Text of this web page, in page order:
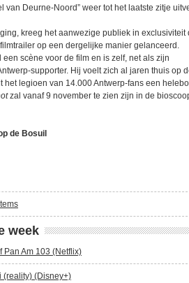
van Deurne-Noord” weer tot het laatste zitje
kreeg het aanwezige publiek in exclusiviteit
op een dergelijke manier gelanceerd.
scène voor de film en is zelf, net als zijn
supporter. Hij voelt zich al jaren thuis op
het legioen van 14.000 Antwerp-fans een
zal vanaf 9 november te zien zijn in de
de Bosuil
week
Pan Am 103 (Netflix)
(reality) (Disney+)